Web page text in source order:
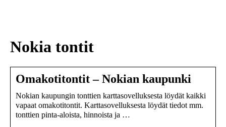
Nokia tontit
Omakotitontit – Nokian kaupunki
Nokian kaupungin tonttien karttasovelluksesta löydät kaikki
vapaat omakotitontit. Karttasovelluksesta löydät tiedot mm.
tonttien pinta-aloista, hinnoista ja …